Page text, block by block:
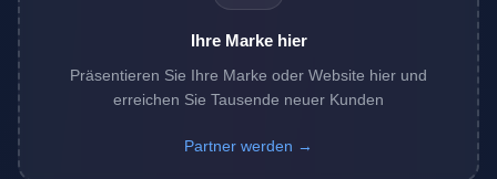
Ihre Marke hier
Präsentieren Sie Ihre Marke oder Website hier und
erreichen Sie Tausende neuer Kunden
Partner werden →